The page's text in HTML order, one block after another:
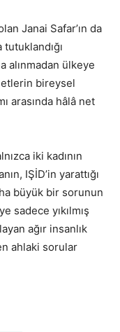
Janai Safar’ın da
alınmadan ülkeye
bireysel
arasında hâlâ net
iki kadının
IŞİD’in yarattığı
büyük bir sorunun
sadece yıkılmış
ağır insanlık
ahlaki sorular